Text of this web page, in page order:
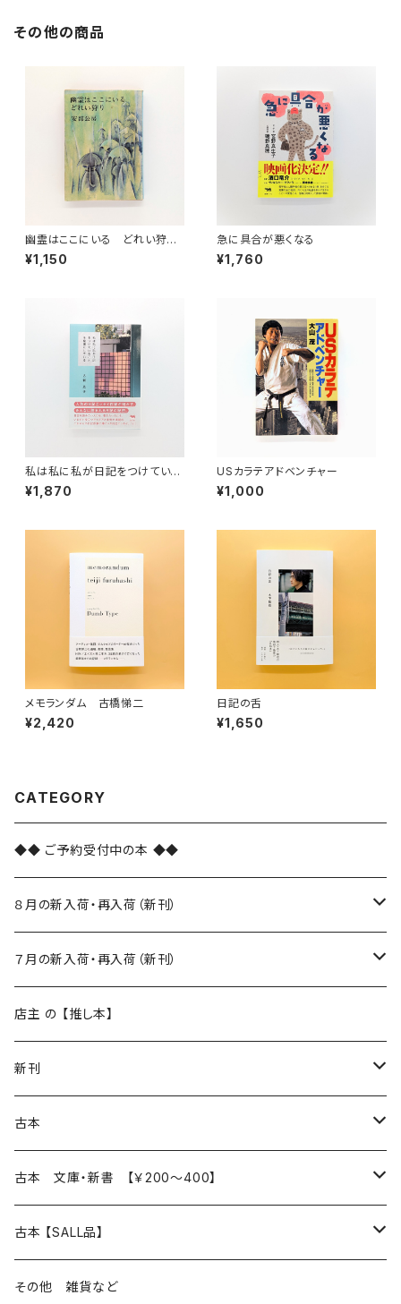
その他の商品
幽霊はここにいる どれい狩り
（新潮文庫）
¥1,150
急に具合が悪くなる
¥1,760
私は私に私が日記をつけている
ことを秘密にしている
¥1,870
USカラテアドベンチャー
¥1,000
メモランダム 古橋悌二
¥2,420
日記の舌
¥1,650
CATEGORY
◆◆ ご予約受付中の本 ◆◆
８月の新入荷・再入荷（新刊）
新入荷
再入荷
７月の新入荷・再入荷（新刊）
新入荷
再入荷
店主 の 【推し本】
新刊
本 の あれこれ
読書のこと
本屋のこと
文芸
近代小説 エッセイ 戯曲（日本人作家）
現代小説 エッセイ 戯曲（日本人作家）
日々 の できこと
日常の 風景 群像
生き方 ライフスタイル
古本
本 の あれこれ
読書のこと
本屋のこと
日本文学
小説 エッセイ 戯曲（日本人作家）
海外文学
古本 文庫・新書 【￥200～400】
日本文学
小説 エッセイ 戯曲
海外文学
古本 【SALL品】
20％OFF
その他 雑貨など